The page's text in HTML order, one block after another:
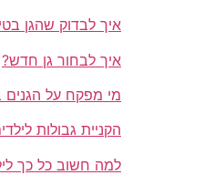
איך לבדוק שהגן
איך לבחור גן חדש?
מי מפקח על הגנים
הקניית גבולות
למה חשוב כל כך